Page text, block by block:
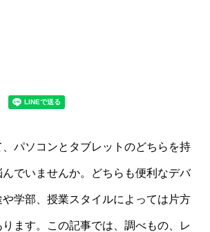
パソコンとタブレットのどちらを持
でいませんか。どちらも便利なデバ
学部、授業スタイルによっては片方
ます。この記事では、調べもの、レ